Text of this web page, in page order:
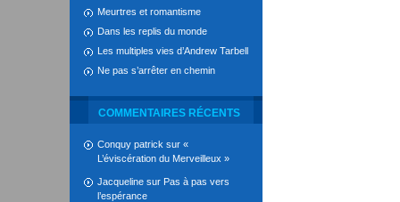
Meurtres et romantisme
Dans les replis du monde
Les multiples vies d’Andrew Tarbell
Ne pas s’arrêter en chemin
COMMENTAIRES RÉCENTS
Conquy patrick sur «
L’éviscération du Merveilleux »
Jacqueline sur Pas à pas vers
l’espérance